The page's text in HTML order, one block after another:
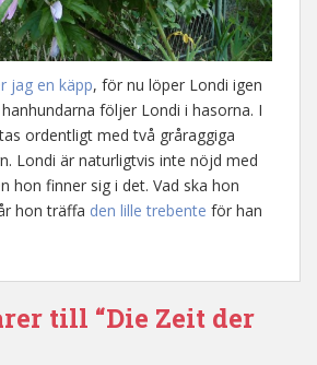
jag en käpp, för nu löper Londi igen
följer Londi i hasorna. I
ordentligt med två gråraggiga
Londi är naturligtvis inte nöjd med
hon finner sig i det. Vad ska hon
hon träffa den lille trebente för han
till “Die Zeit der